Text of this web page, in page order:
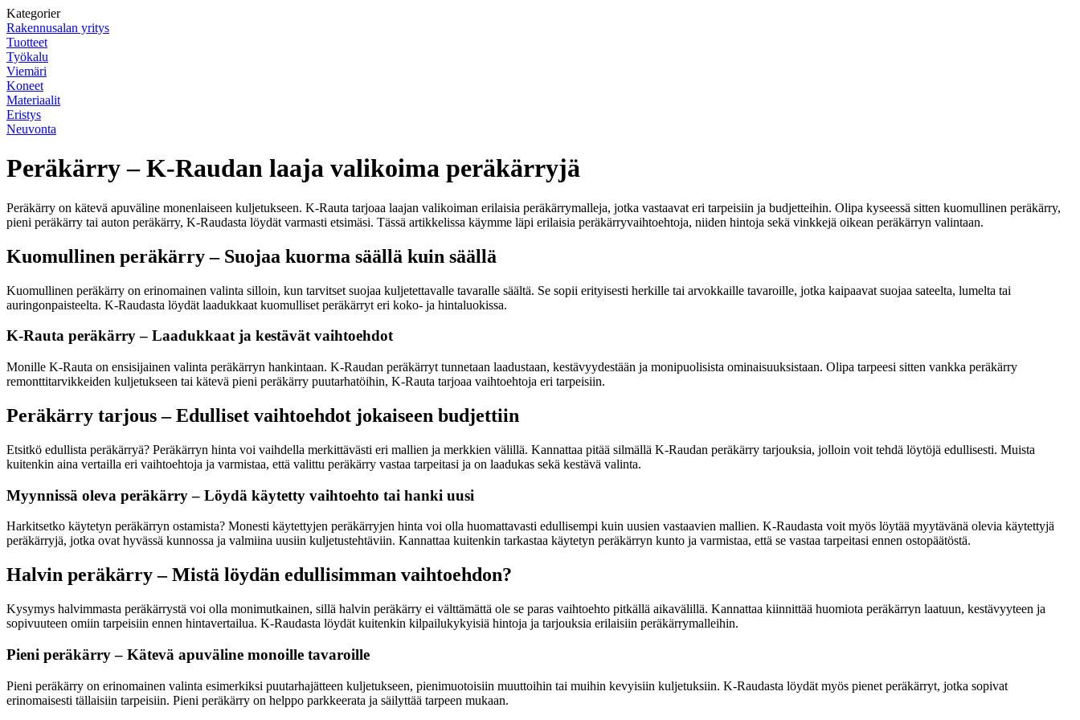
Kategorier
Rakennusalan yritys
Tuotteet
Työkalu
Viemäri
Koneet
Materiaalit
Eristys
Neuvonta
Peräkärry – K-Raudan laaja valikoima peräkärryjä
Peräkärry on kätevä apuväline monenlaiseen kuljetukseen. K-Rauta tarjoaa laajan valikoiman erilaisia peräkärrymalleja, jotka vastaavat eri tarpeisiin ja budjetteihin. Olipa kyseessä sitten kuomullinen peräkärry,
pieni peräkärry tai auton peräkärry, K-Raudasta löydät varmasti etsimäsi. Tässä artikkelissa käymme läpi erilaisia peräkärryvaihtoehtoja, niiden hintoja sekä vinkkejä oikean peräkärryn valintaan.
Kuomullinen peräkärry – Suojaa kuorma säällä kuin säällä
Kuomullinen peräkärry on erinomainen valinta silloin, kun tarvitset suojaa kuljetettavalle tavaralle säältä. Se sopii erityisesti herkille tai arvokkaille tavaroille, jotka kaipaavat suojaa sateelta, lumelta tai
auringonpaisteelta. K-Raudasta löydät laadukkaat kuomulliset peräkärryt eri koko- ja hintaluokissa.
K-Rauta peräkärry – Laadukkaat ja kestävät vaihtoehdot
Monille K-Rauta on ensisijainen valinta peräkärryn hankintaan. K-Raudan peräkärryt tunnetaan laadustaan, kestävyydestään ja monipuolisista ominaisuuksistaan. Olipa tarpeesi sitten vankka peräkärry
remonttitarvikkeiden kuljetukseen tai kätevä pieni peräkärry puutarhatöihin, K-Rauta tarjoaa vaihtoehtoja eri tarpeisiin.
Peräkärry tarjous – Edulliset vaihtoehdot jokaiseen budjettiin
Etsitkö edullista peräkärryä? Peräkärryn hinta voi vaihdella merkittävästi eri mallien ja merkkien välillä. Kannattaa pitää silmällä K-Raudan peräkärry tarjouksia, jolloin voit tehdä löytöjä edullisesti. Muista
kuitenkin aina vertailla eri vaihtoehtoja ja varmistaa, että valittu peräkärry vastaa tarpeitasi ja on laadukas sekä kestävä valinta.
Myynnissä oleva peräkärry – Löydä käytetty vaihtoehto tai hanki uusi
Harkitsetko käytetyn peräkärryn ostamista? Monesti käytettyjen peräkärryjen hinta voi olla huomattavasti edullisempi kuin uusien vastaavien mallien. K-Raudasta voit myös löytää myytävänä olevia käytettyjä
peräkärryjä, jotka ovat hyvässä kunnossa ja valmiina uusiin kuljetustehtäviin. Kannattaa kuitenkin tarkastaa käytetyn peräkärryn kunto ja varmistaa, että se vastaa tarpeitasi ennen ostopäätöstä.
Halvin peräkärry – Mistä löydän edullisimman vaihtoehdon?
Kysymys halvimmasta peräkärrystä voi olla monimutkainen, sillä halvin peräkärry ei välttämättä ole se paras vaihtoehto pitkällä aikavälillä. Kannattaa kiinnittää huomiota peräkärryn laatuun, kestävyyteen ja
sopivuuteen omiin tarpeisiin ennen hintavertailua. K-Raudasta löydät kuitenkin kilpailukykyisiä hintoja ja tarjouksia erilaisiin peräkärrymalleihin.
Pieni peräkärry – Kätevä apuväline monoille tavaroille
Pieni peräkärry on erinomainen valinta esimerkiksi puutarhajätteen kuljetukseen, pienimuotoisiin muuttoihin tai muihin kevyisiin kuljetuksiin. K-Raudasta löydät myös pienet peräkärryt, jotka sopivat
erinomaisesti tällaisiin tarpeisiin. Pieni peräkärry on helppo parkkeerata ja säilyttää tarpeen mukaan.